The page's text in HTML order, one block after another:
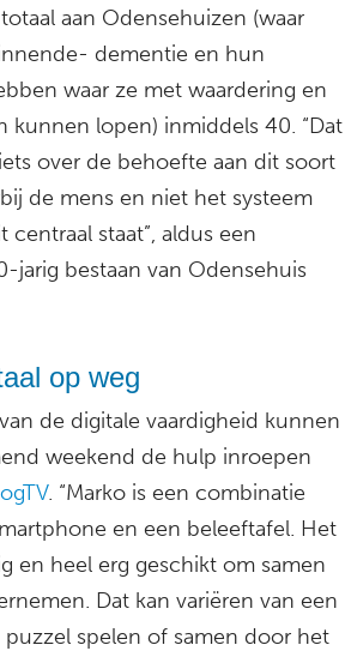
aan Odensehuizen (waar
dementie en hun
waar ze met waardering en
kunnen lopen) inmiddels 40. “Dat
over de behoefte aan dit soort
de mens en niet het systeem
staat”, aldus een
jarig bestaan van Odensehuis
op weg
de digitale vaardigheid kunnen
weekend de hulp inroepen
. “Marko is een combinatie
en een beleeftafel. Het
en heel erg geschikt om samen
Dat kan variëren van een
spelen of samen door het